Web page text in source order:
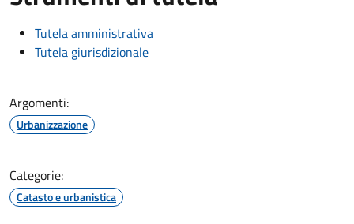
Tutela amministrativa
Tutela giurisdizionale
Argomenti:
Urbanizzazione
Categorie:
Catasto e urbanistica